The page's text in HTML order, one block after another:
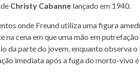
Christy Cabanne lançado em 1940.
onde Freund utiliza uma figura
na cena em que uma mão em
da parte do jovem, enquanto observa
imediata após a fuga do morto-vivo é